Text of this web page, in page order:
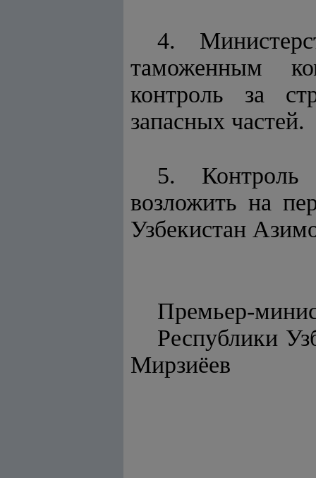
4.
таможенным
контроль за
запасных частей.
5. Контроль
возложить на
Узбекистан
Премьер-
Мирзиёев